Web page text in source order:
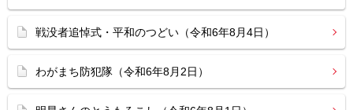
戦没者追悼式・平和のつどい（令和6年8月4日）
わがまち防犯隊（令和6年8月2日）